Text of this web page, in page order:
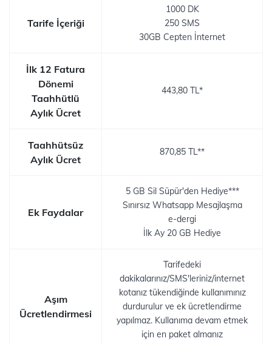
Tarife İçeriği
1000 DK
250 SMS
30GB Cepten İnternet
İlk 12 Fatura
Dönemi
Taahhütlü
Aylık Ücret
443,80 TL*
Taahhütsüz
Aylık Ücret
870,85 TL**
Ek Faydalar
5 GB Sil Süpür'den Hediye***
Sınırsız Whatsapp Mesajlaşma
e-dergi
İlk Ay 20 GB Hediye
Aşım
Ücretlendirmesi
Tarifedeki
dakikalarınız/SMS'leriniz/internet
kotanız tükendiğinde kullanımınız
durdurulur ve ek ücretlendirme
yapılmaz. Kullanıma devam etmek
için en paket almanız